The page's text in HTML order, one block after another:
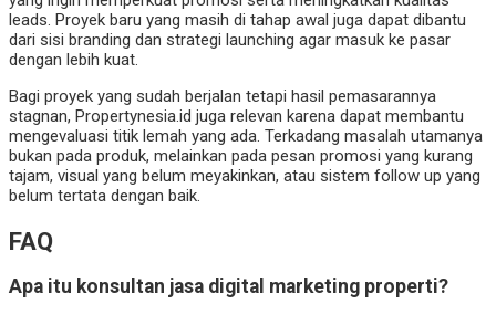
leads. Proyek baru yang masih di tahap awal juga dapat dibantu
dari sisi branding dan strategi launching agar masuk ke pasar
dengan lebih kuat.
Bagi proyek yang sudah berjalan tetapi hasil pemasarannya
stagnan, Propertynesia.id juga relevan karena dapat membantu
mengevaluasi titik lemah yang ada. Terkadang masalah utamanya
bukan pada produk, melainkan pada pesan promosi yang kurang
tajam, visual yang belum meyakinkan, atau sistem follow up yang
belum tertata dengan baik.
FAQ
Apa itu konsultan jasa digital marketing properti?